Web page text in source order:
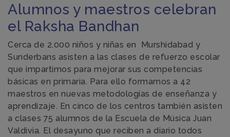
Alumnos y maestros celebran
el Raksha Bandhan
Cerca de 2.000 niños y niñas en
Murshidabad y
Sunderbans asisten a las clases de refuerzo escolar
que impartimos para mejorar sus competencias
básicas en primaria. Para ello formamos a 42
maestros en nuevas metodologías de enseñanza y
aprendizaje. En cinco de los centros también asisten
a clases 75 alumnos de la Escuela de Música Juan
Valdivia. El desayuno que reciben a diario todos